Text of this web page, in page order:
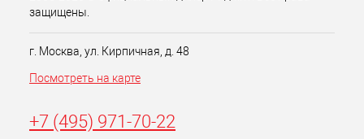
защищены.
г. Москва, ул. Кирпичная, д. 48
Посмотреть на карте
+7 (495) 971-70-22